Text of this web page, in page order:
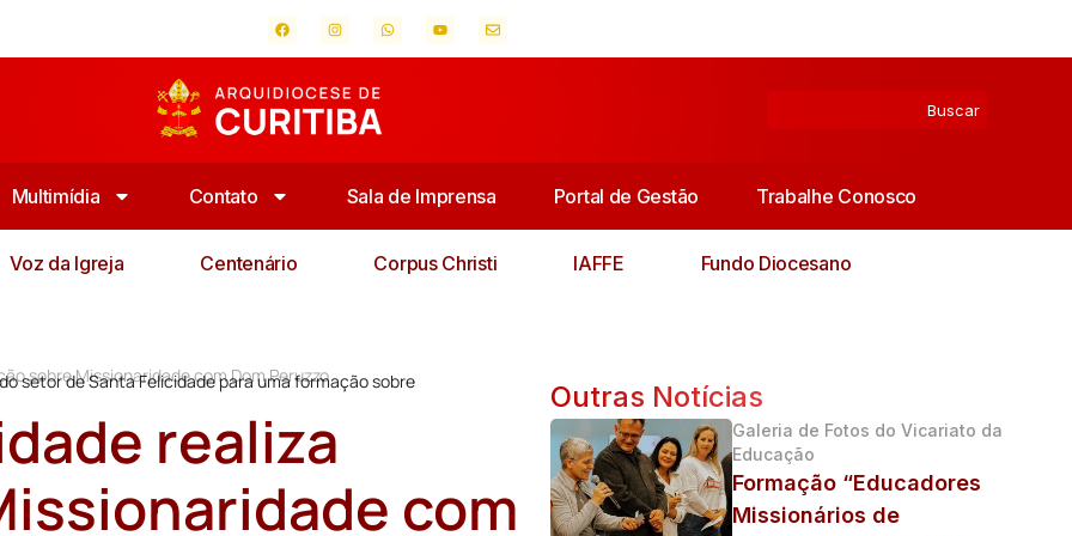
Multimídia Contato Sala de Imprensa Portal de Gestão Trabalhe Conosco
Voz da Igreja Centenário Corpus Christi IAFFE Fundo Diocesano
sobre Missionaridade com Dom Peruzzo
setor de Santa Felicidade para uma formação sobre
realiza
com
Outras Notícias
Galeria de Fotos do Vicariato da
Educação
Formação “Educadores
Missionários de